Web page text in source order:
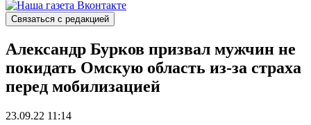
Связаться с редакцией
Александр Бурков призвал мужчин не
покидать Омскую область из-за страха
перед мобилизацией
23.09.22 11:14